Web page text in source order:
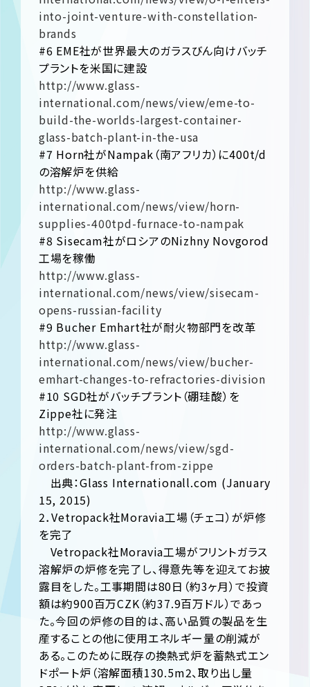
into-joint-venture-with-constellation-
brands
#6 EME社が世界最大のガラスびん向けバッチ
プラントを米国に建設
http://www.glass-
international.com/news/view/eme-to-
build-the-worlds-largest-container-
glass-batch-plant-in-the-usa
#7 Horn社がNampak（南アフリカ）に400t/d
の溶解炉を供給
http://www.glass-
international.com/news/view/horn-
supplies-400tpd-furnace-to-nampak
#8 Sisecam社がロシアのNizhny Novgorod
工場を稼働
http://www.glass-
international.com/news/view/sisecam-
opens-russian-facility
#9 Bucher Emhart社が耐火物部門を改革
http://www.glass-
international.com/news/view/bucher-
emhart-changes-to-refractories-division
#10 SGD社がバッチプラント（硼珪酸）を
Zippe社に発注
http://www.glass-
international.com/news/view/sgd-
orders-batch-plant-from-zippe
出典：Glass Internationall.com (January
15, 2015)
2．Vetropack社Moravia工場（チェコ）が炉修
を完了
Vetropack社Moravia工場がフリントガラス
溶解炉の炉修を完了し、得意先等を迎えてお披
露目をした。工事期間は80日（約3ヶ月）で投資
額は約900百万CZK（約37.9百万ドル）であっ
た。今回の炉修の目的は、高い品質の製品を生
産することの他に使用エネルギー量の削減が
ある。このために既存の換熱式炉を蓄熱式エン
ドポート炉（溶解面積130.5m2、取り出し量